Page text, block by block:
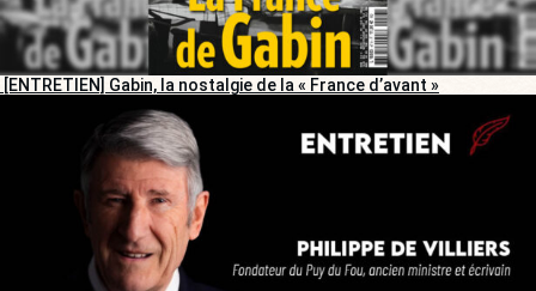
[ENTRETIEN] Gabin, la nostalgie de la « France d’avant »